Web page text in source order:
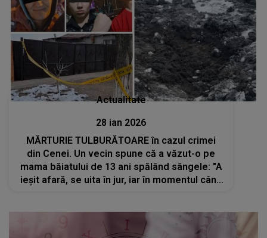
Actualitate
28 ian 2026
MĂRTURIE TULBURĂTOARE în cazul crimei
din Cenei. Un vecin spune că a văzut-o pe
mama băiatului de 13 ani spălând sângele: "A
ieșit afară, se uita în jur, iar în momentul când